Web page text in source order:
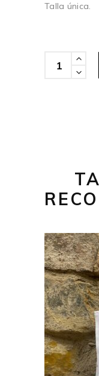
Talla única.
Cantidad